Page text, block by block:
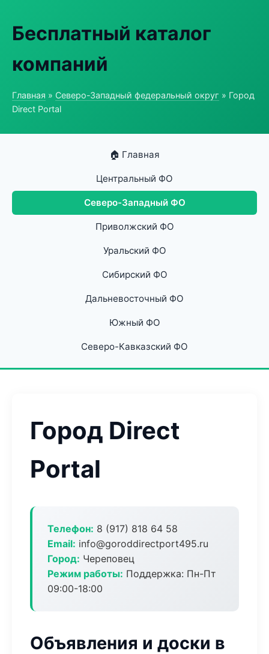
Бесплатный каталог
компаний
Главная » Северо-Западный федеральный округ » Город
Direct Portal
🏠 Главная
Центральный ФО
Северо-Западный ФО
Приволжский ФО
Уральский ФО
Сибирский ФО
Дальневосточный ФО
Южный ФО
Северо-Кавказский ФО
Город Direct
Portal
Телефон: 8 (917) 818 64 58
Email: info@goroddirectport495.ru
Город: Череповец
Режим работы: Поддержка: Пн-Пт
09:00-18:00
Объявления и доски в